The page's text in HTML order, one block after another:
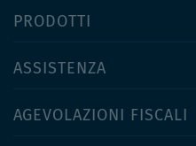
PRODOTTI
ASSISTENZA
AGEVOLAZIONI FISCALI